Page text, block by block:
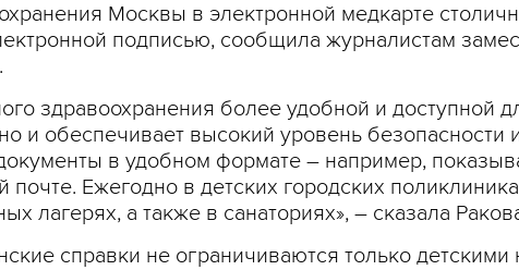
Москвы в электронной медкарте
подписью, сообщила журналистам
здравоохранения более удобной и доступной
и обеспечивает высокий уровень безопасности
в удобном формате – например,
почте. Ежегодно в детских городских
лагерях, а также в санаториях», – сказала
справки не ограничиваются только детскими